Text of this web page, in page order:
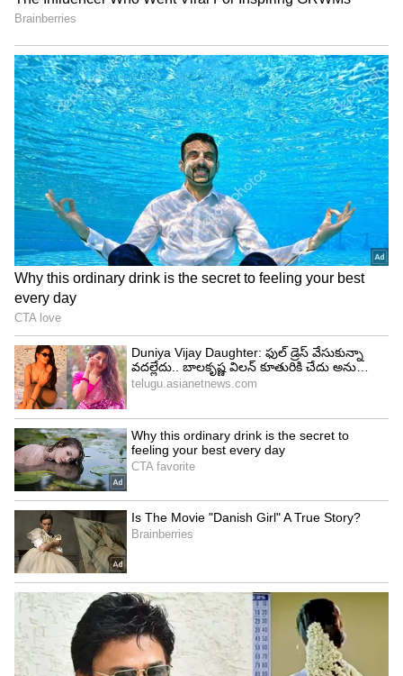
జీవితం మారుతుంది.మీ మాట తీరును అందరూ
మెచ్చుకుంటారు. ముఖ్యంగా మీ మాటలకు అందరూ
ప్రభావితం అవుతారు. మిమ్మల్ని మెచ్చుకుంటారు. మంచి
గుర్తింపు లభిస్తుంది. చేసే ప్రతి పనిలోనూ విజయం
అందుకుంటారు. సమాజంలో మంచి గౌరవ, మర్యాదాలు
అందుకుంటారు. జీవిత భాగస్వామితో ఆనందంగా
గడుపుతారు.కెరీర్ లో కొత్త అవకాశాలు అందుకుంటారు.
జీతం పెరుగుతుంది. అనుకోని ఆదాయాలు అందుకుంటారు.
వ్యాపారాల్లోనూ రెట్టింపు లాభాలు అందుకుంటారు.
4
5